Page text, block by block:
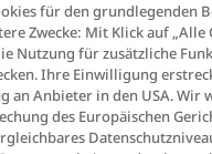
für den grundlegenden
Zwecke: Mit Klick auf „Alle
Nutzung für zusätzliche
Ihre Einwilligung
an Anbieter in den USA. Wir
des Europäischen